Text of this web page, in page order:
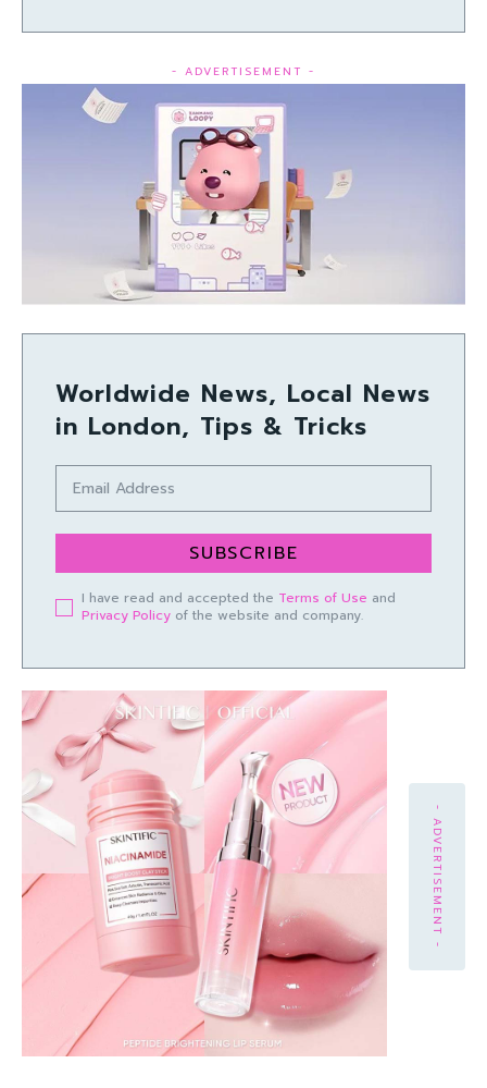
- ADVERTISEMENT -
Worldwide News, Local News
in London, Tips & Tricks
SUBSCRIBE
I have read and accepted the Terms of Use and
Privacy Policy of the website and company.
- ADVERTISEMENT -